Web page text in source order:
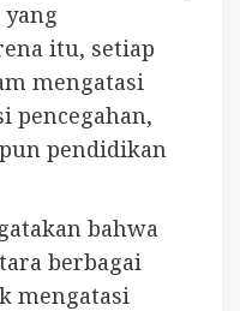
itu, setiap
mengatasi
pencegahan,
pendidikan
bahwa
berbagai
mengatasi